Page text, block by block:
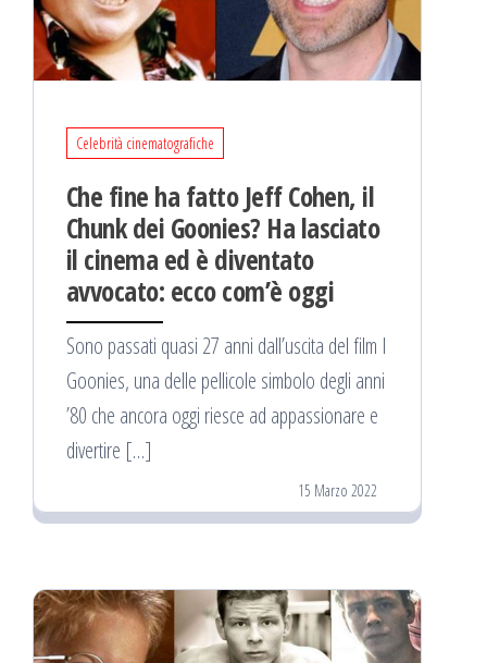
Celebrità cinematografiche
Che fine ha fatto Jeff Cohen, il
Chunk dei Goonies? Ha lasciato
il cinema ed è diventato
avvocato: ecco com’è oggi
Sono passati quasi 27 anni dall’uscita del film I
Goonies, una delle pellicole simbolo degli anni
’80 che ancora oggi riesce ad appassionare e
divertire […]
15 Marzo 2022